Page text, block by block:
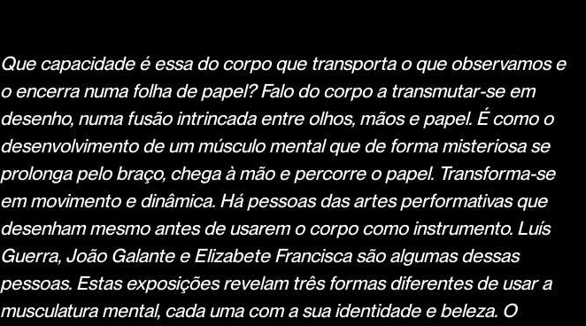
Que capacidade é essa do corpo que transporta o que observamos e
o encerra numa folha de papel? Falo do corpo a transmutar-se em
desenho, numa fusão intrincada entre olhos, mãos e papel. É como o
desenvolvimento de um músculo mental que de forma misteriosa se
prolonga pelo braço, chega à mão e percorre o papel. Transforma-se
em movimento e dinâmica. Há pessoas das artes performativas que
desenham mesmo antes de usarem o corpo como instrumento. Luís
Guerra, João Galante e Elizabete Francisca são algumas dessas
pessoas. Estas exposições revelam três formas diferentes de usar a
musculatura mental, cada uma com a sua identidade e beleza. O